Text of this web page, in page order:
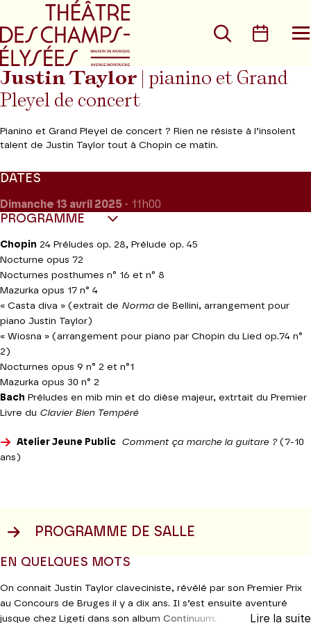
Aller au menu principal
Rechercher
Justin Taylor | pianino et Grand
Pleyel de concert
Pianino et Grand Pleyel de concert ? Rien ne résiste à l’insolent
talent de Justin Taylor tout à Chopin ce matin.
DATES
Dimanche 13 avril 2025 - 11h00
PROGRAMME
Chopin 24 Préludes op. 28, Prélude op. 45
Nocturne opus 72
Nocturnes posthumes n° 16 et n° 8
Mazurka opus 17 n° 4
« Casta diva » (extrait de Norma de Bellini, arrangement pour
piano Justin Taylor)
« Wiosna » (arrangement pour piano par Chopin du Lied op.74 n°
2)
Nocturnes opus 9 n° 2 et n°1
Mazurka opus 30 n° 2
Bach Préludes en mib min et do dièse majeur, extrtait du Premier
Livre du Clavier Bien Tempéré
Atelier Jeune Public Comment ça marche la guitare ? (7-10
ans)
PROGRAMME DE SALLE
EN QUELQUES MOTS
On connait Justin Taylor claveciniste, révélé par son Premier Prix
au Concours de Bruges il y a dix ans. Il s’est ensuite aventuré
jusque chez Ligeti dans son album Continuum.
Lire la suite